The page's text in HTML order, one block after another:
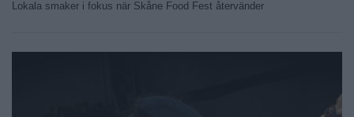
Lokala smaker i fokus när Skåne Food Fest återvänder